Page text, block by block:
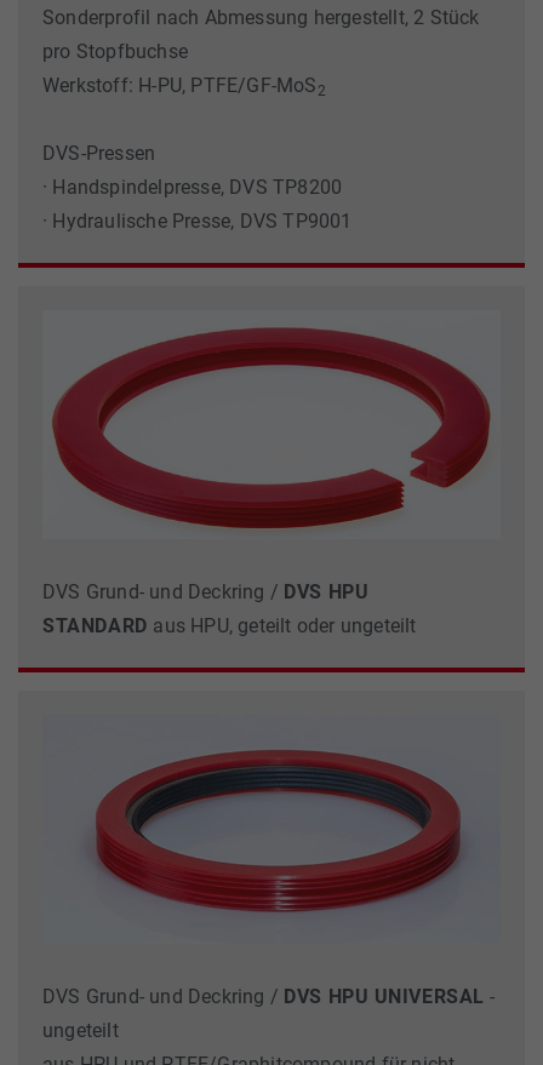
Sonderprofil nach Abmessung hergestellt, 2 Stück
pro Stopfbuchse
Werkstoff: H-PU, PTFE/GF-MoS 2
DVS-Pressen
· Handspindelpresse, DVS TP8200
· Hydraulische Presse, DVS TP9001
DVS Grund- und Deckring / DVS HPU
STANDARD aus HPU, geteilt oder ungeteilt
DVS Grund- und Deckring / DVS HPU UNIVERSAL -
ungeteilt